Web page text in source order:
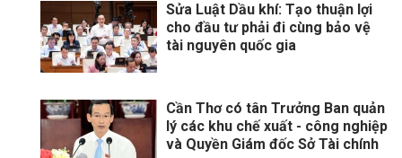
Sửa Luật Dầu khí: Tạo thuận lợi
cho đầu tư phải đi cùng bảo vệ
tài nguyên quốc gia
Cần Thơ có tân Trưởng Ban quản
lý các khu chế xuất - công nghiệp
và Quyền Giám đốc Sở Tài chính